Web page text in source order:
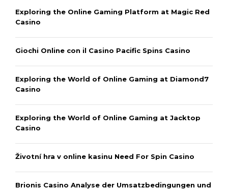
Exploring the Online Gaming Platform at Magic Red
Casino
Giochi Online con il Casino Pacific Spins Casino
Exploring the World of Online Gaming at Diamond7
Casino
Exploring the World of Online Gaming at Jacktop
Casino
Životní hra v online kasinu Need For Spin Casino
Brionis Casino Analyse der Umsatzbedingungen und